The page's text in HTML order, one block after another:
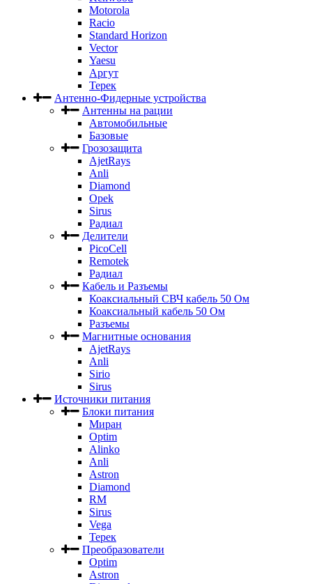
Motorola
Racio
Standard Horizon
Vector
Yaesu
Аргут
Терек
Антенно-Фидерные устройства
Антенны на рации
Автомобильные
Базовые
Грозозащита
AjetRays
Anli
Diamond
Opek
Sirus
Радиал
Делители
PicoCell
Remotek
Радиал
Кабель и Разъемы
Коаксиальный СВЧ кабель 50 Ом
Коаксиальный кабель 50 Ом
Разъемы
Магнитные основания
AjetRays
Anli
Sirio
Sirus
Источники питания
Блоки питания
Миран
Optim
Alinko
Anli
Astron
Diamond
RM
Sirus
Vega
Терек
Преобразователи
Optim
Astron